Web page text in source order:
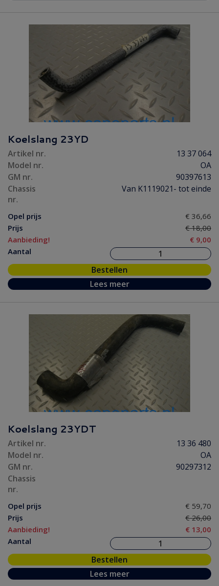
Koelslang 23YD
Artikel nr.
13 37 064
Model nr.
OA
GM nr.
90397613
Chassis
nr.
Van K1119021- tot einde
Opel prijs
€ 36,66
Prijs
€ 18,00
Aanbieding!
€ 9,00
Aantal
Bestellen
Lees meer
Koelslang 23YDT
Artikel nr.
13 36 480
Model nr.
OA
GM nr.
90297312
Chassis
nr.
Opel prijs
€ 59,70
Prijs
€ 26,00
Aanbieding!
€ 13,00
Aantal
Bestellen
Lees meer